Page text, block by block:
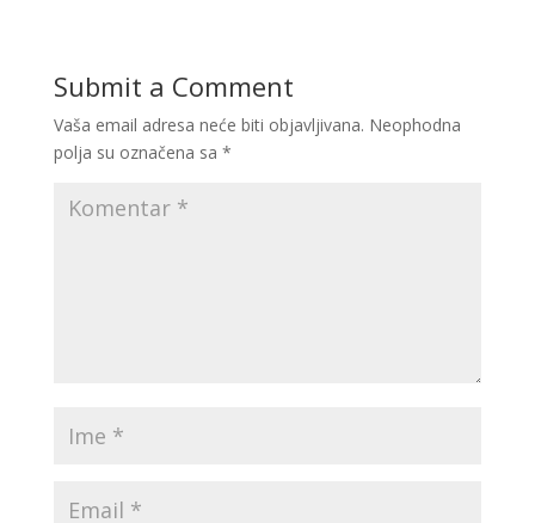
Submit a Comment
Vaša email adresa neće biti objavljivana. Neophodna
polja su označena sa *